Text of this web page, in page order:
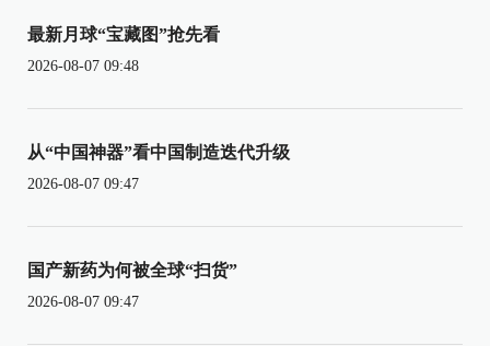
最新月球“宝藏图”抢先看
2026-08-07 09:48
从“中国神器”看中国制造迭代升级
2026-08-07 09:47
国产新药为何被全球“扫货”
2026-08-07 09:47